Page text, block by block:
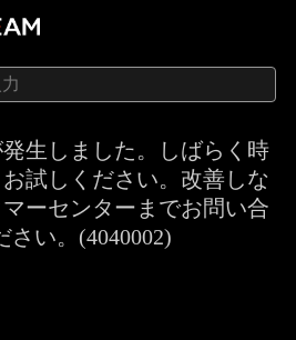
生しました。しばらく時
試しください。改善しな
ーセンターまでお問い合
さい。(4040002)